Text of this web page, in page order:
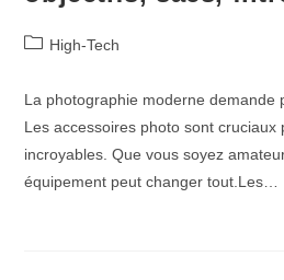
PostHigh-Tech
La photographie moderne demande
Les accessoires photo sont
incroyables. Que vous soyez
équipement peut changer tout.Les…